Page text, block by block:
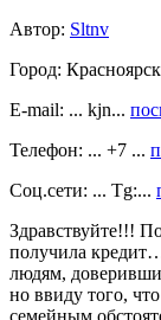
Автор: Sltnv
Город: Красноярск
E-mail: ... kjn...
Телефон: ... +7 ...
Соц.сети: ... Tg:...
Здравствуйте!!!
получила
людям,
но ввиду того,
семейным